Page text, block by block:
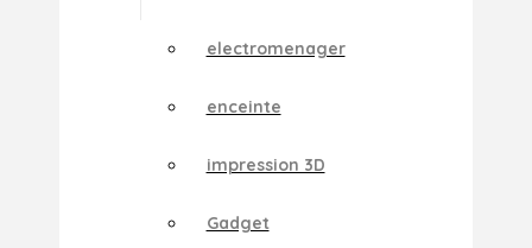
electromenager
enceinte
impression 3D
Gadget